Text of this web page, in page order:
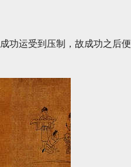
功运受到压制，故成功之后